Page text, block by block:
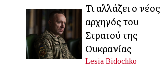
Τι αλλάζει ο νέος
αρχηγός του
Στρατού της
Ουκρανίας
Lesia Bidochko